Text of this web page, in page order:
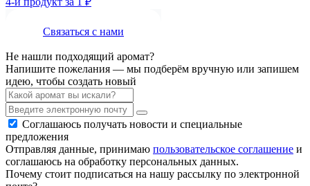
Связаться с нами
Не нашли подходящий аромат?
Напишите пожелания — мы подберём вручную или запишем
идею, чтобы создать новый
Соглашаюсь получать новости и специальные
предложения
Отправляя данные, принимаю пользовательское соглашение и
соглашаюсь на обработку персональных данных.
Почему стоит подписаться на нашу рассылку по электронной